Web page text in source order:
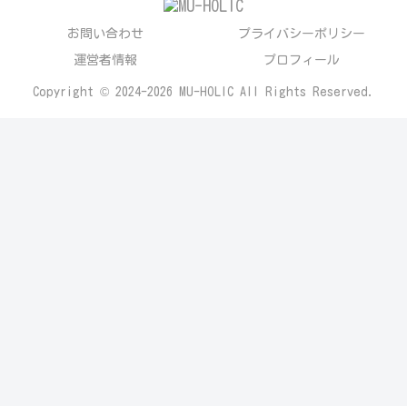
お問い合わせ プライバシーポリシー
運営者情報 プロフィール
Copyright © 2024-2026 MU-HOLIC All Rights Reserved.